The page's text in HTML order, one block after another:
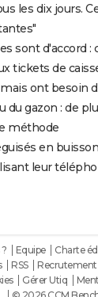
les dix jours.
sont d'accord :
tickets de
ont besoin
du gazon : de
méthode
en
leur
Equipe Charte
RSS Recrutement
Gérer Utiq